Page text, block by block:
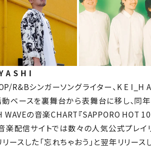
A S H I
R&Bシンガーソングライター、K E I_H A
ベースを裏舞台から表舞台に移し、同
の音楽CHART『SAPPORO HOT
配信サイトでは数々の人気公式プレイリ
ースした「忘れちゃおう」と翌年リリー